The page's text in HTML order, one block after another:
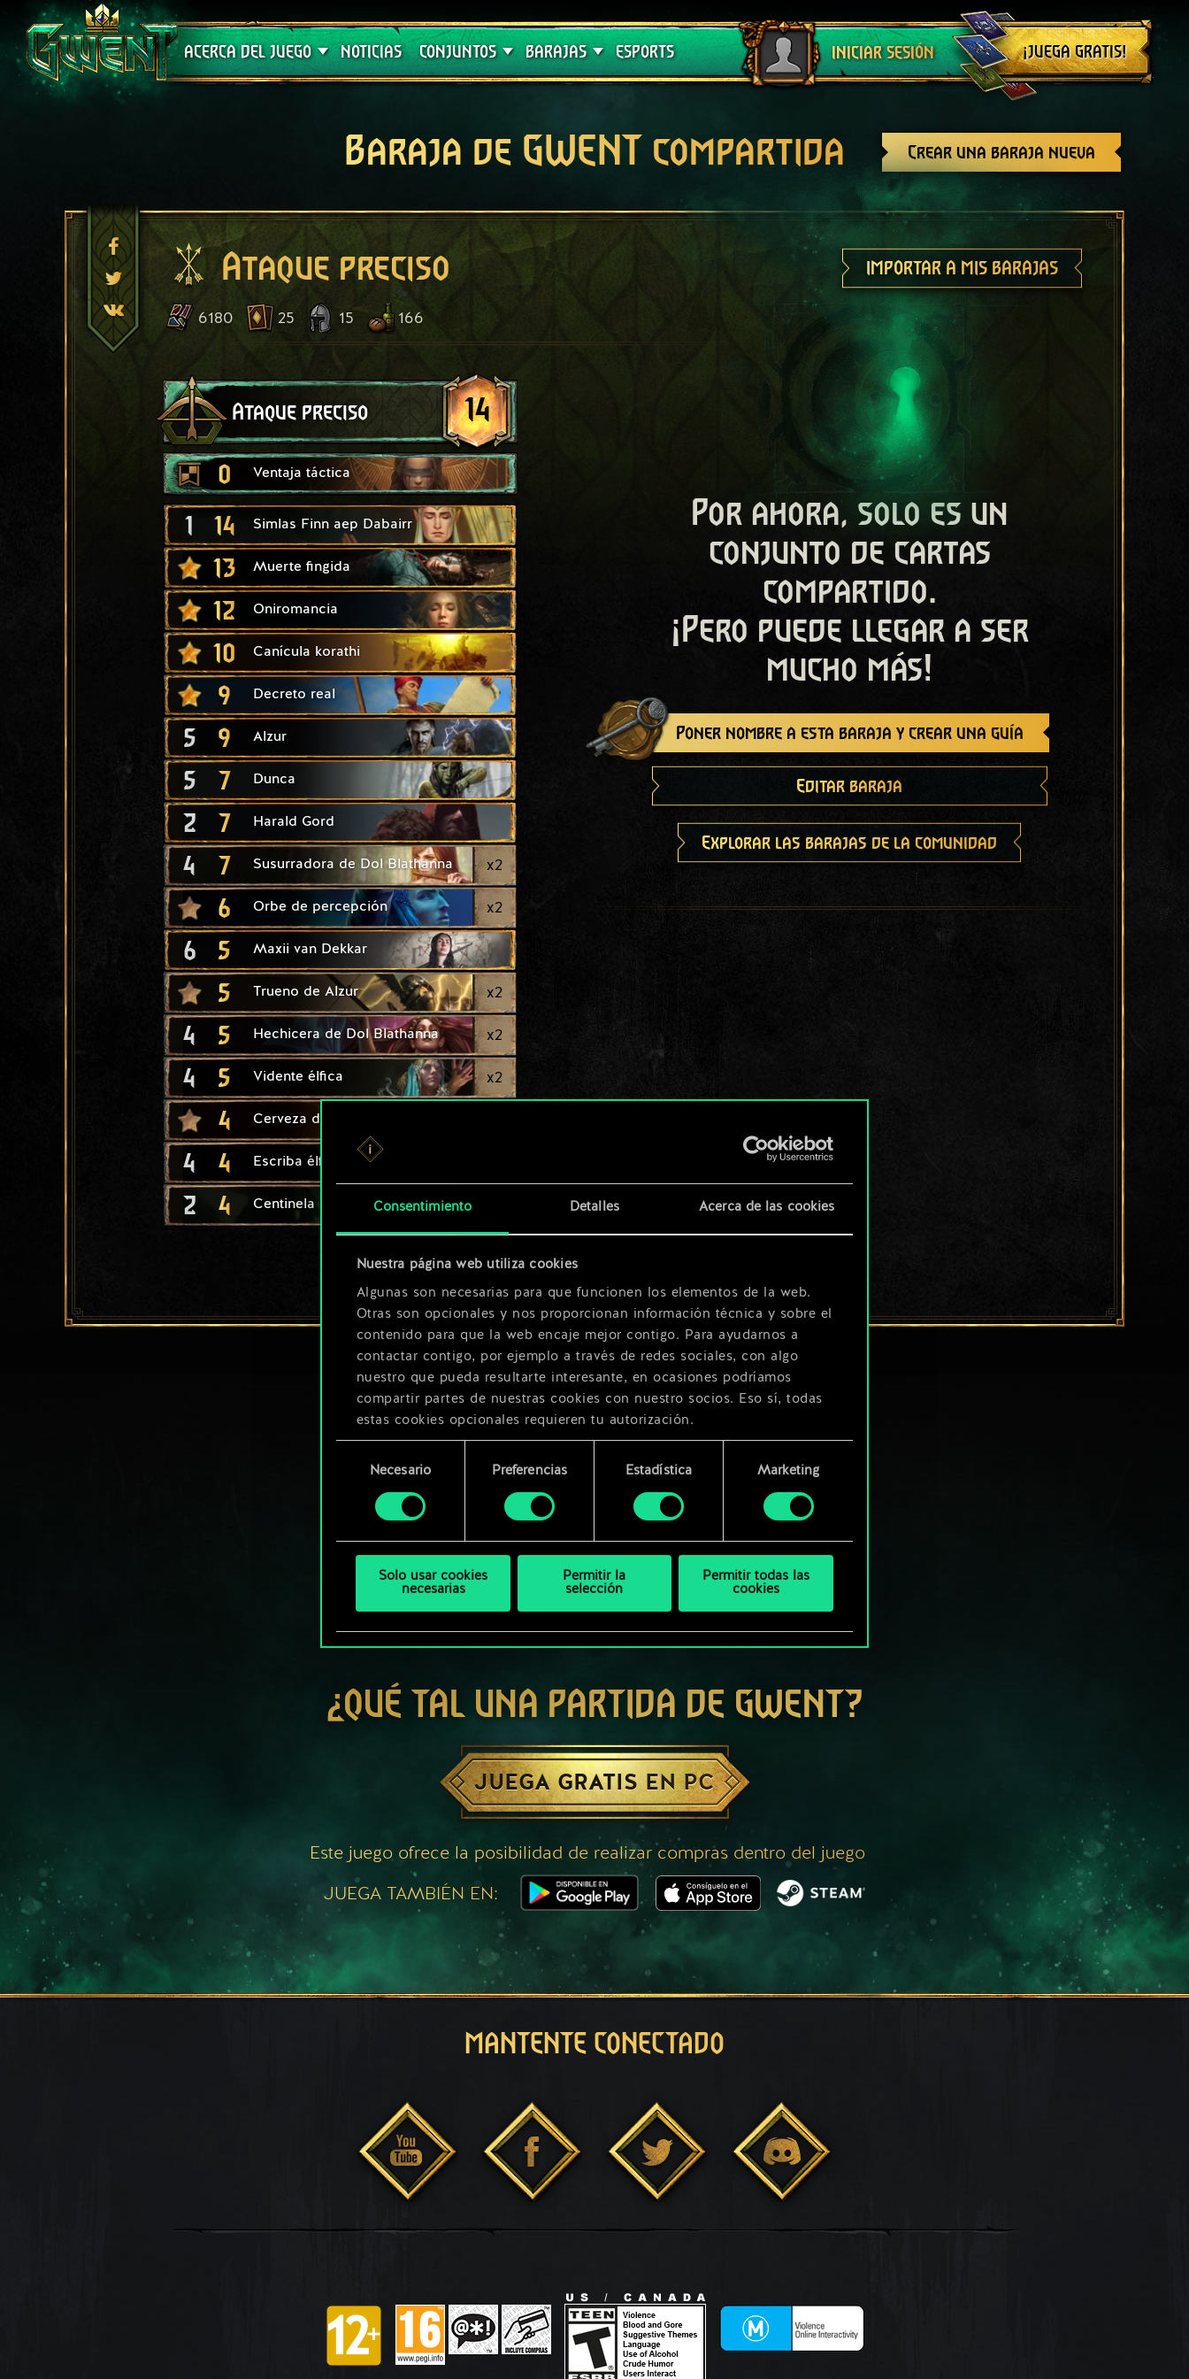
Consentimiento Detalles Acerca de las cookies
Nuestra página web utiliza cookies
Algunas son necesarias para que funcionen los elementos de la web.
Otras son opcionales y nos proporcionan información técnica y sobre el
contenido para que la web encaje mejor contigo. Para ayudarnos a
contactar contigo, por ejemplo a través de redes sociales, con algo
nuestro que pueda resultarte interesante, en ocasiones podríamos
compartir partes de nuestras cookies con nuestro socios. Eso sí, todas
estas cookies opcionales requieren tu autorización.
Encontrarás todos los detalles sobre nuestro uso de las cookies y
más abajo.
consentimiento
Necesario Preferencias Estadística Marketing
Solo usar cookies
necesarias
Permitir la
selección
Permitir todas las
cookies
ACERCA DEL JUEGO
Soporte técnico
NOTICIAS CONJUNTOS
Crimson Curse
BARAJAS
Guías de barajas
ESPORTS INICIAR SESIÓN
Cerrar sesión
¡JUEGA GRATIS!
Crear una baraja nueva
Baraja de GWENT compartida
Ataque preciso IMPORTAR A MIS BARAJAS
6180 25 15 166
Ataque preciso 14
0 Ventaja táctica
1 14 Simlas Finn aep Dabairr
13 Muerte fingida
12 Oniromancia
10 Canícula korathi
9 Decreto real
5 9 Alzur
5 7 Dunca
2 7 Harald Gord
4 7 Susurradora de Dol Blathanna x2
6 Orbe de percepción x2
6 5 Maxii van Dekkar
5 Trueno de Alzur x2
4 5 Hechicera de Dol Blathanna x2
4 5 Vidente élfica x2
4 Cerveza de Mahakam
4 4 Escriba élfico
2 4 Centinela de Brokilon
Por ahora, solo es un
conjunto de cartas
compartido.
¡Pero puede llegar a ser
mucho más!
Poner nombre a esta baraja y crear una guía
Editar baraja
Explorar las barajas de la comunidad
¿QUÉ TAL UNA PARTIDA DE GWENT?
JUEGA GRATIS EN PC
Este juego ofrece la posibilidad de realizar compras dentro del juego
JUEGA TAMBIÉN EN:
MANTENTE CONECTADO